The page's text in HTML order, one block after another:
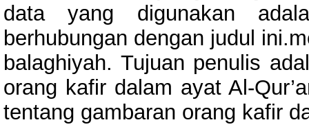
data yang digunakan
berhubungan dengan judul
balaghiyah. Tujuan penulis
orang kafir dalam ayat Al-
tentang gambaran orang kafir